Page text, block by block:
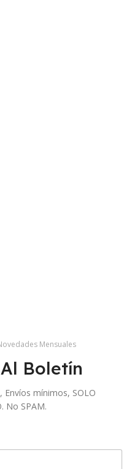
Mensuales
Boletín
mínimos, SOLO
No SPAM.